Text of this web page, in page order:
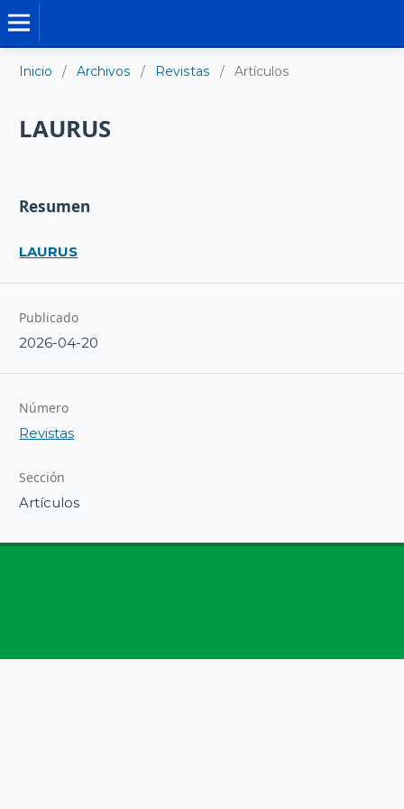
Inicio / Archivos / Revistas / Artículos
LAURUS
Resumen
LAURUS
Publicado
2026-04-20
Número
Revistas
Sección
Artículos